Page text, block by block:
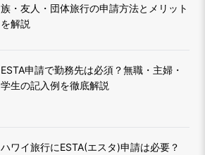
族・友人・団体旅行の申請方法とメリット
を解説
ESTA申請で勤務先は必須？無職・主婦・
学生の記入例を徹底解説
ハワイ旅行にESTA(エスタ)申請は必要？